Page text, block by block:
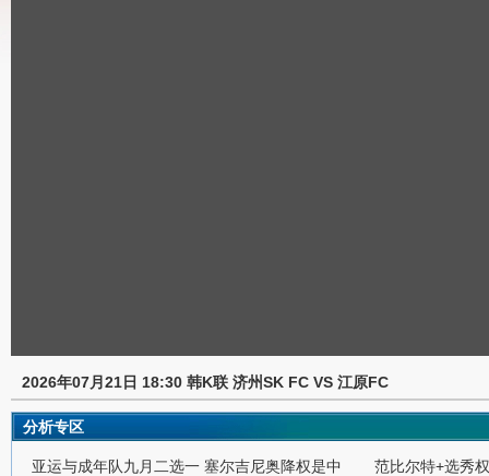
2026年07月21日 18:30 韩K联 济州SK FC VS 江原FC
分析专区
亚运与成年队九月二选一 塞尔吉尼奥降权是中
范比尔特+选秀